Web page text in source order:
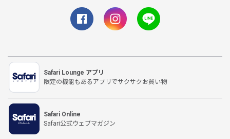
Safari Lounge アプリ
限定の機能もあるアプリでサクサクお買い物
Safari Online
Safari公式ウェブマガジン